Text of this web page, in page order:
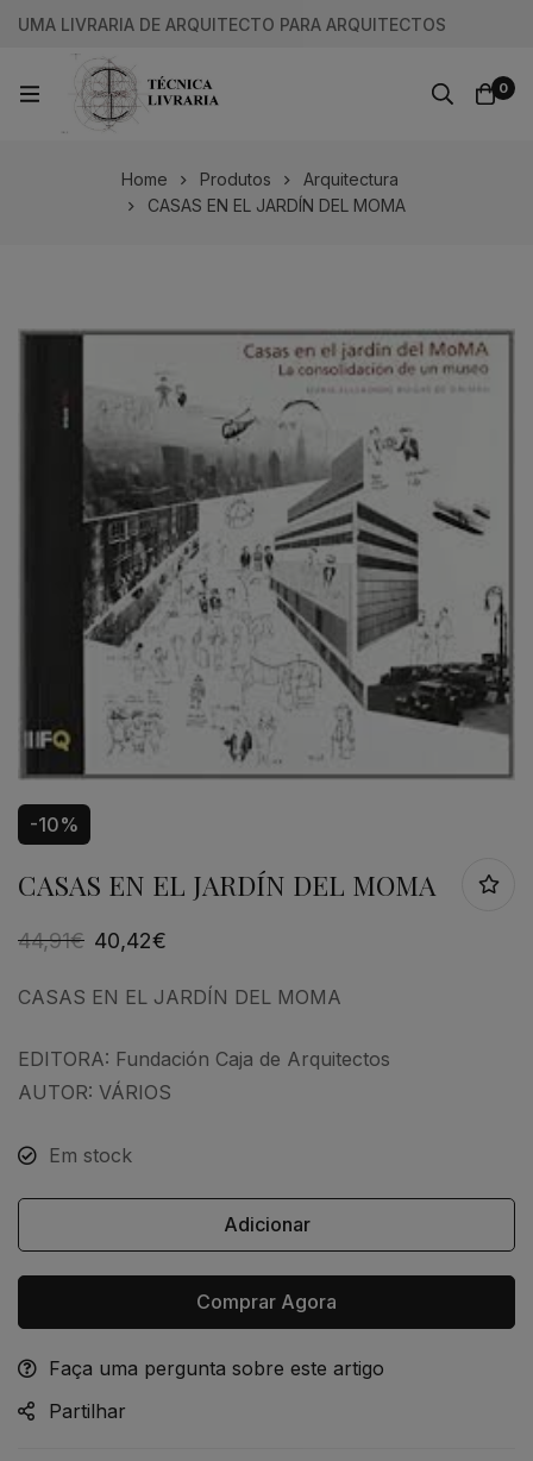
UMA LIVRARIA DE ARQUITECTO PARA ARQUITECTOS
0
Home Produtos
Arquitectura
CASAS EN EL JARDÍN DEL MOMA
-10%
CASAS EN EL JARDÍN DEL MOMA
44,91€ 40,42€
CASAS EN EL JARDÍN DEL MOMA
EDITORA: Fundación Caja de Arquitectos
AUTOR: VÁRIOS
Em stock
Adicionar
Comprar Agora
Alternative:
Faça uma pergunta sobre este artigo
Partilhar